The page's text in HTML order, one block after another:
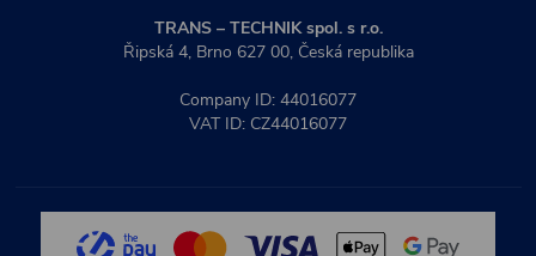
TRANS – TECHNIK spol. s r.o.
Řipská 4, Brno 627 00, Česká republika
Company ID: 44016077
VAT ID: CZ44016077